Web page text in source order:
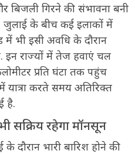
गिरने की संभावना बनी
जुलाई के बीच कई इलाकों में
में भी इसी अवधि के दौरान
इन राज्यों में तेज हवाएं चल
प्रति घंटा तक पहुंच
यात्रा करते समय अतिरिक्त
है.
सक्रिय रहेगा मॉनसून
दौरान भारी बारिश होने की